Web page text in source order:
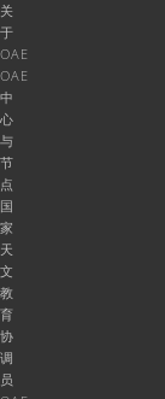
关
于
OAE
OAE
中
心
与
节
点
国
家
天
文
教
育
协
调
员